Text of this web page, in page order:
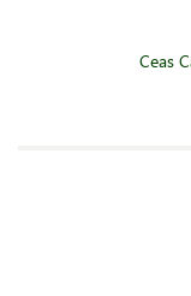
Ceas